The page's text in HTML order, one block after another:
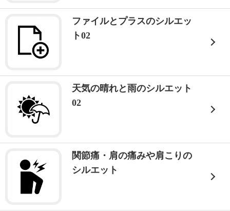
ファイルとプラスのシルエッ
ト02
天気の晴れと雨のシルエット
02
関節痛・肩の痛みや肩こりの
シルエット